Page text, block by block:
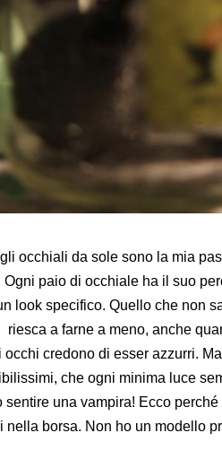
occhiali da sole sono la mia
Ogni paio di occhiale ha il suo
look specifico. Quello che non
riesca a farne a meno, anche
occhi credono di esser azzurri.
che ogni minima luce
sentire una vampira! Ecco
nella borsa. Non ho un modello